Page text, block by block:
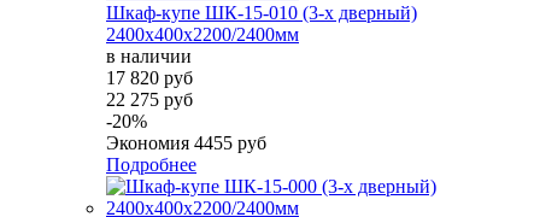
Шкаф-купе ШК-15-010 (3-х дверный)
2400х400х2200/2400мм
в наличии
17 820 руб
22 275 руб
-20%
Экономия 4455 руб
Подробнее